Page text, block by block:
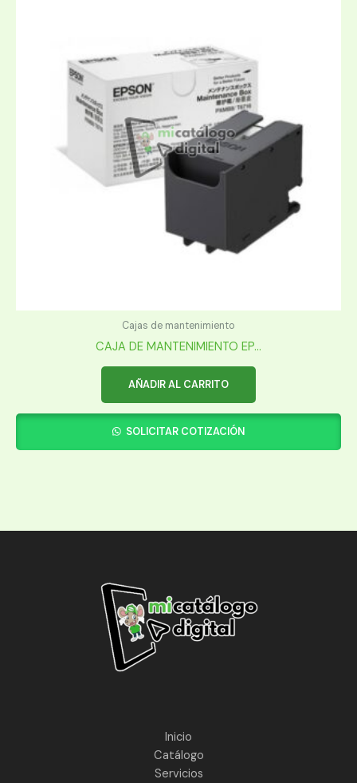
Cajas de mantenimiento
CAJA DE MANTENIMIENTO EP...
AÑADIR AL CARRITO
SOLICITAR COTIZACIÓN
Inicio
Catálogo
Servicios